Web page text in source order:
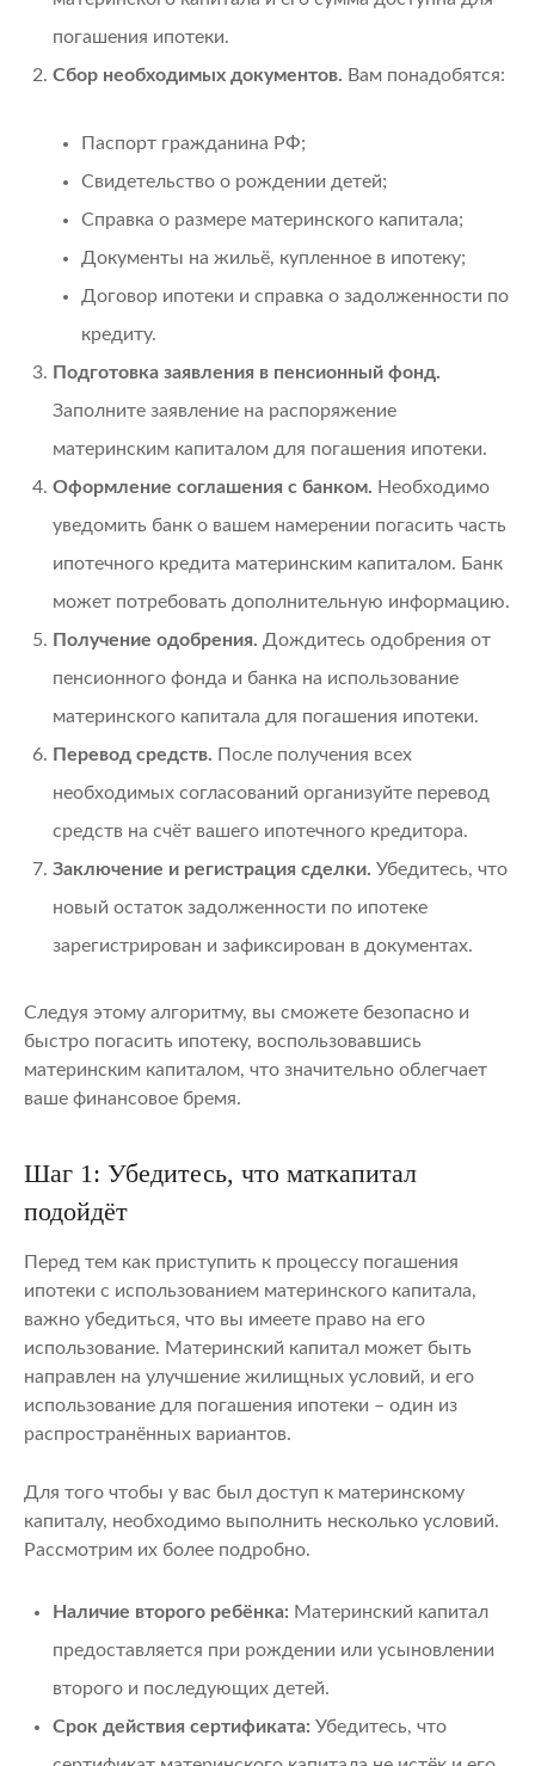
погашения ипотеки.
Сбор необходимых документов. Вам понадобятся:
Паспорт гражданина РФ;
Свидетельство о рождении детей;
Справка о размере материнского капитала;
Документы на жильё, купленное в ипотеку;
Договор ипотеки и справка о задолженности по
кредиту.
Подготовка заявления в пенсионный фонд.
Заполните заявление на распоряжение
материнским капиталом для погашения ипотеки.
Оформление соглашения с банком. Необходимо
уведомить банк о вашем намерении погасить часть
ипотечного кредита материнским капиталом. Банк
может потребовать дополнительную информацию.
Получение одобрения. Дождитесь одобрения от
пенсионного фонда и банка на использование
материнского капитала для погашения ипотеки.
Перевод средств. После получения всех
необходимых согласований организуйте перевод
средств на счёт вашего ипотечного кредитора.
Заключение и регистрация сделки. Убедитесь, что
новый остаток задолженности по ипотеке
зарегистрирован и зафиксирован в документах.
Следуя этому алгоритму, вы сможете безопасно и
быстро погасить ипотеку, воспользовавшись
материнским капиталом, что значительно облегчает
ваше финансовое бремя.
Шаг 1: Убедитесь, что маткапитал
подойдёт
Перед тем как приступить к процессу погашения
ипотеки с использованием материнского капитала,
важно убедиться, что вы имеете право на его
использование. Материнский капитал может быть
направлен на улучшение жилищных условий, и его
использование для погашения ипотеки – один из
распространённых вариантов.
Для того чтобы у вас был доступ к материнскому
капиталу, необходимо выполнить несколько условий.
Рассмотрим их более подробно.
Наличие второго ребёнка: Материнский капитал
предоставляется при рождении или усыновлении
второго и последующих детей.
Срок действия сертификата: Убедитесь, что